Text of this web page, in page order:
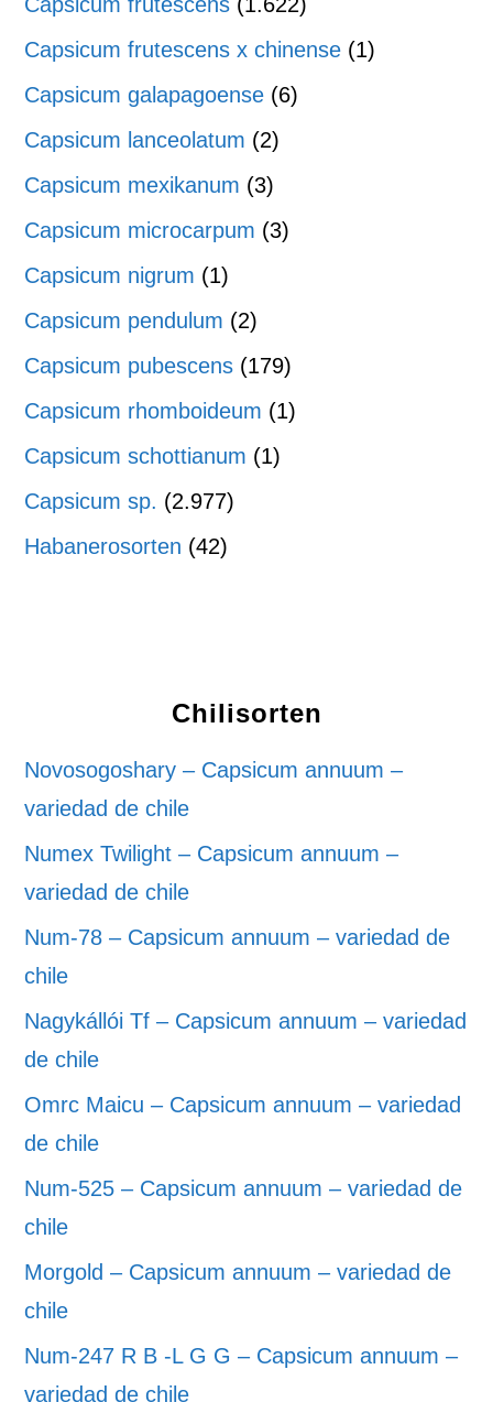
Capsicum frutescens x chinense (1)
Capsicum galapagoense (6)
Capsicum lanceolatum (2)
Capsicum mexikanum (3)
Capsicum microcarpum (3)
Capsicum nigrum (1)
Capsicum pendulum (2)
Capsicum pubescens (179)
Capsicum rhomboideum (1)
Capsicum schottianum (1)
Capsicum sp. (2.977)
Habanerosorten (42)
Chilisorten
Novosogoshary – Capsicum annuum –
variedad de chile
Numex Twilight – Capsicum annuum –
variedad de chile
Num-78 – Capsicum annuum – variedad de
chile
Nagykállói Tf – Capsicum annuum – variedad
de chile
Omrc Maicu – Capsicum annuum – variedad
de chile
Num-525 – Capsicum annuum – variedad de
chile
Morgold – Capsicum annuum – variedad de
chile
Num-247 R B -L G G – Capsicum annuum –
variedad de chile